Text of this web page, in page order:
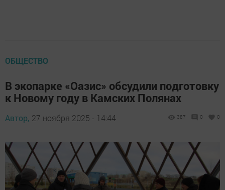
ОБЩЕСТВО
В экопарке «Оазис» обсудили подготовку
к Новому году в Камских Полянах
Автор, 27 ноября 2025 - 14:44 387 0 0